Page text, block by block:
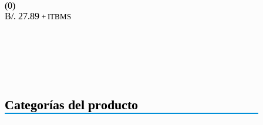
(0)
B/. 27.89 + ITBMS
Categorías del producto